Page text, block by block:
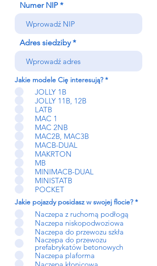
Numer NIP
Adres siedziby
Jakie modele Cię interesują? *W
JOLLY 1B
JOLLY 11B, 12B
LATB
MAC 1
MAC 2NB
MAC2B, MAC3B
MACB-DUAL
MAKRTON
MB
MINIMACB-DUAL
MINISTATB
POCKET
Jakie pojazdy posidasz w swojej flocie? *W
Naczepa z ruchomą podłogą
Naczepa niskopodwoziowa
Naczepa do przewozu szkła
Naczepa do przewozu
prefabrykatów betonowych
Naczepa plaforma
Naczepa kłonicowa